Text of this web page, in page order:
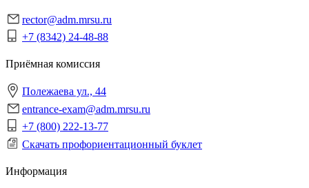
rector@adm.mrsu.ru
+7 (8342) 24-48-88
Приёмная комиссия
Полежаева ул., 44
entrance-exam@adm.mrsu.ru
+7 (800) 222-13-77
Скачать профориентационный буклет
Информация